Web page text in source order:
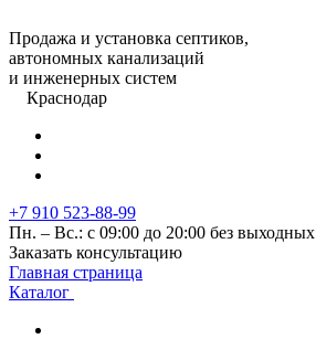
Продажа и установка септиков,
автономных канализаций
и инженерных систем
Краснодар
+7 910 523-88-99
Пн. – Вс.: с 09:00 до 20:00 без выходных
Заказать консультацию
Главная страница
Каталог